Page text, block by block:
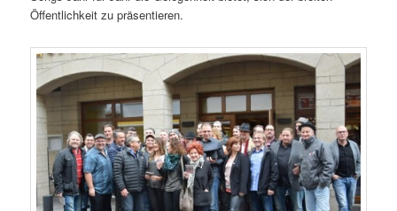
Öffentlichkeit zu präsentieren.